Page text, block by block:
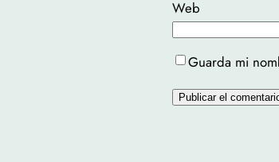
Web
Guarda mi